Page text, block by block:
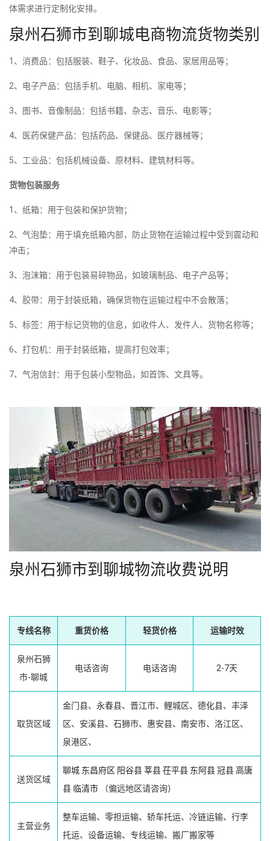
体需求进行定制化安排。
泉州石狮市到聊城电商物流货物类别
1、消费品：包括服装、鞋子、化妆品、食品、家居用品等；
2、电子产品：包括手机、电脑、相机、家电等；
3、图书、音像制品：包括书籍、杂志、音乐、电影等；
4、医药保健产品：包括药品、保健品、医疗器械等；
5、工业品：包括机械设备、原材料、建筑材料等。
货物包装服务
1、纸箱：用于包装和保护货物；
2、气泡垫：用于填充纸箱内部，防止货物在运输过程中受到震动和
冲击；
3、泡沫箱：用于包装易碎物品，如玻璃制品、电子产品等；
4、胶带：用于封装纸箱，确保货物在运输过程中不会散落；
5、标签：用于标记货物的信息，如收件人、发件人、货物名称等；
6、打包机：用于封装纸箱，提高打包效率；
7、气泡信封：用于包装小型物品，如首饰、文具等。
泉州石狮市到聊城物流收费说明
专线名称 重货价格 轻货价格 运输时效
泉州石狮
市-聊城
电话咨询 电话咨询 2-7天
取货区域
金门县、永春县、晋江市、鲤城区、德化县、丰泽
区、安溪县、石狮市、惠安县、南安市、洛江区、
泉港区、
送货区域
聊城 东昌府区 阳谷县莘县茌平县 东阿县冠县高唐
县 临清市 （偏远地区请咨询）
主营业务
整车运输、零担运输、轿车托运、冷链运输、行李
托运、设备运输、专线运输、搬厂搬家等